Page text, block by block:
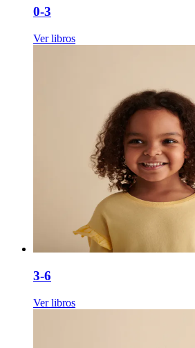
0-3
Ver libros
3-6
Ver libros